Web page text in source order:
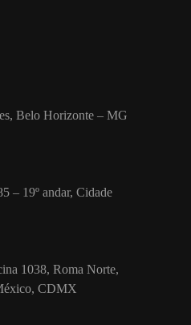
Belo Horizonte – MG
– 19º andar, Cidade
1038, Roma Norte,
CDMX